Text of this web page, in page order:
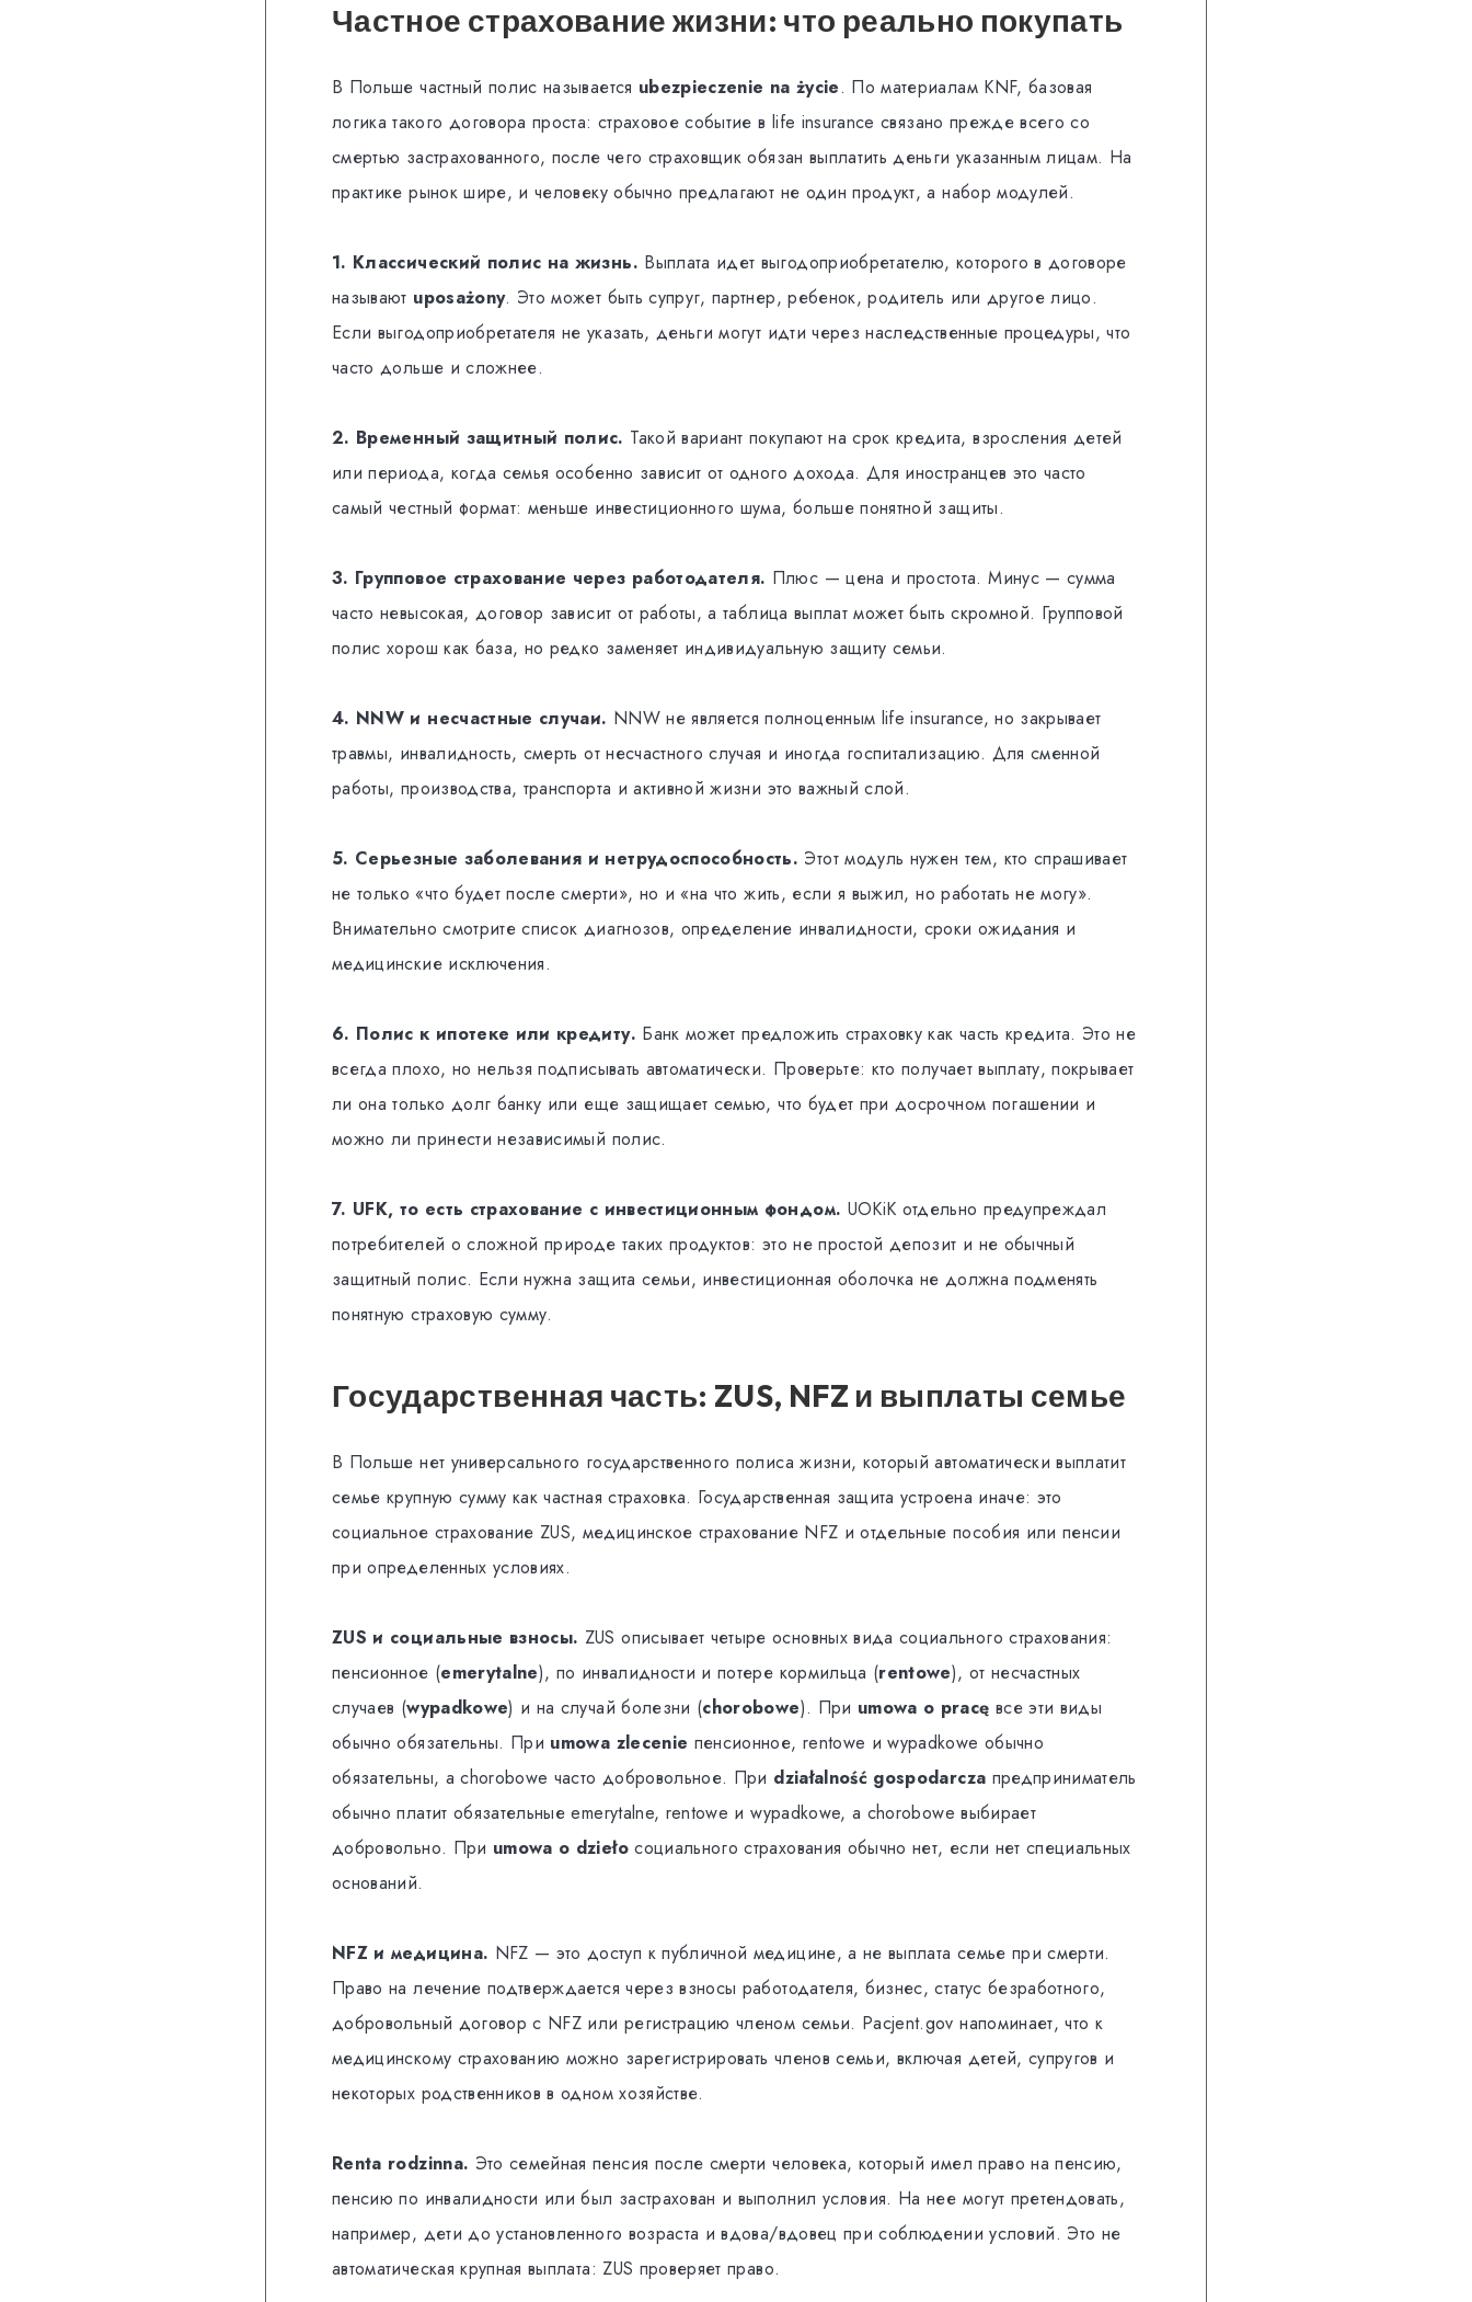
Частное страхование жизни: что реально покупать
В Польше частный полис называется ubezpieczenie na życie. По материалам KNF, базовая
логика такого договора проста: страховое событие в life insurance связано прежде всего со
смертью застрахованного, после чего страховщик обязан выплатить деньги указанным лицам. На
практике рынок шире, и человеку обычно предлагают не один продукт, а набор модулей.
1. Классический полис на жизнь. Выплата идет выгодоприобретателю, которого в договоре
называют uposażony. Это может быть супруг, партнер, ребенок, родитель или другое лицо.
Если выгодоприобретателя не указать, деньги могут идти через наследственные процедуры, что
часто дольше и сложнее.
2. Временный защитный полис. Такой вариант покупают на срок кредита, взросления детей
или периода, когда семья особенно зависит от одного дохода. Для иностранцев это часто
самый честный формат: меньше инвестиционного шума, больше понятной защиты.
3. Групповое страхование через работодателя. Плюс — цена и простота. Минус — сумма
часто невысокая, договор зависит от работы, а таблица выплат может быть скромной. Групповой
полис хорош как база, но редко заменяет индивидуальную защиту семьи.
4. NNW и несчастные случаи. NNW не является полноценным life insurance, но закрывает
травмы, инвалидность, смерть от несчастного случая и иногда госпитализацию. Для сменной
работы, производства, транспорта и активной жизни это важный слой.
5. Серьезные заболевания и нетрудоспособность. Этот модуль нужен тем, кто спрашивает
не только «что будет после смерти», но и «на что жить, если я выжил, но работать не могу».
Внимательно смотрите список диагнозов, определение инвалидности, сроки ожидания и
медицинские исключения.
6. Полис к ипотеке или кредиту. Банк может предложить страховку как часть кредита. Это не
всегда плохо, но нельзя подписывать автоматически. Проверьте: кто получает выплату, покрывает
ли она только долг банку или еще защищает семью, что будет при досрочном погашении и
можно ли принести независимый полис.
7. UFK, то есть страхование с инвестиционным фондом. UOKiK отдельно предупреждал
потребителей о сложной природе таких продуктов: это не простой депозит и не обычный
защитный полис. Если нужна защита семьи, инвестиционная оболочка не должна подменять
понятную страховую сумму.
Государственная часть: ZUS, NFZ и выплаты семье
В Польше нет универсального государственного полиса жизни, который автоматически выплатит
семье крупную сумму как частная страховка. Государственная защита устроена иначе: это
социальное страхование ZUS, медицинское страхование NFZ и отдельные пособия или пенсии
при определенных условиях.
ZUS и социальные взносы. ZUS описывает четыре основных вида социального страхования:
пенсионное (emerytalne), по инвалидности и потере кормильца (rentowe), от несчастных
случаев (wypadkowe) и на случай болезни (chorobowe). При umowa o pracę все эти виды
обычно обязательны. При umowa zlecenie пенсионное, rentowe и wypadkowe обычно
обязательны, а chorobowe часто добровольное. При działalność gospodarcza предприниматель
обычно платит обязательные emerytalne, rentowe и wypadkowe, а chorobowe выбирает
добровольно. При umowa o dziełoсоциального страхования обычно нет, если нет специальных
оснований.
NFZ и медицина. NFZ — это доступ к публичной медицине, а не выплата семье при смерти.
Право на лечение подтверждается через взносы работодателя, бизнес, статус безработного,
добровольный договор с NFZ или регистрацию членом семьи. Pacjent.gov напоминает, что к
медицинскому страхованию можно зарегистрировать членов семьи, включая детей, супругов и
некоторых родственников в одном хозяйстве.
Renta rodzinna. Это семейная пенсия после смерти человека, который имел право на пенсию,
пенсию по инвалидности или был застрахован и выполнил условия. На нее могут претендовать,
например, дети до установленного возраста и вдова/вдовец при соблюдении условий. Это не
автоматическая крупная выплата: ZUS проверяет право.